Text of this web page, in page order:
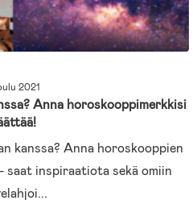
2021
Anna horoskooppimerkkisi
kanssa? Anna horoskooppien
saat inspiraatiota sekä omiin